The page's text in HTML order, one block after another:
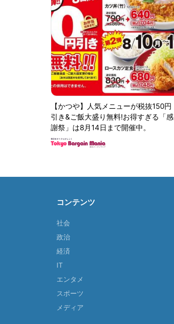
【かつや】人気メニューが税抜150円
引き&ご飯大盛り無料!お得すぎる「感
謝祭」は8月14日まで開催中。
コンテンツ
社会
政治
経済
IT
エンタメ
スポーツ
メディア